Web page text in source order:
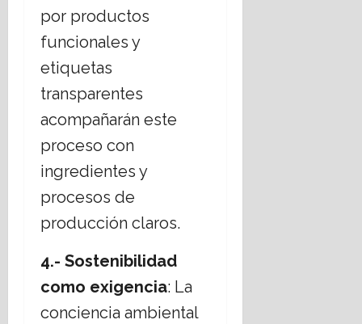
por productos
funcionales y
etiquetas
transparentes
acompañarán este
proceso con
ingredientes y
procesos de
producción claros.
4.- Sostenibilidad
como exigencia: La
conciencia ambiental